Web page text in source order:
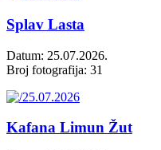
Splav Lasta
Datum: 25.07.2026.
Broj fotografija: 31
Kafana Limun Žut